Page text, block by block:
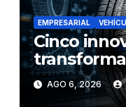
EMPRESARIAL
Cinco
los
futuro de
AGO 6, 2026